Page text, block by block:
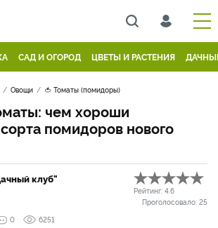
САД И ОГОРОД ЦВЕТЫ И РАСТЕНИЯ
Овощи 🍅 Томаты (помидоры)
чем хороши
помидоров нового
клуб"
Рейтинг: 4.6
Проголосовало: 25
0 6251